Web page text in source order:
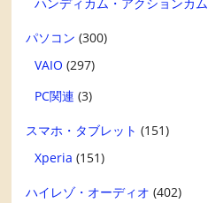
パソコン (300)
VAIO (297)
PC関連 (3)
スマホ・タブレット (151)
Xperia (151)
ハイレゾ・オーディオ (402)